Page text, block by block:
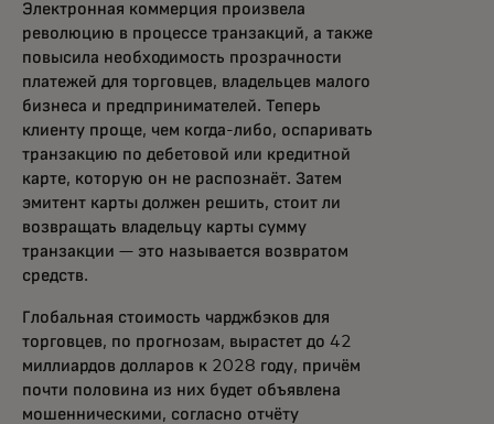
Электронная коммерция произвела
революцию в процессе транзакций, а также
повысила необходимость прозрачности
платежей для торговцев, владельцев малого
бизнеса и предпринимателей. Теперь
клиенту проще, чем когда-либо, оспаривать
транзакцию по дебетовой или кредитной
карте, которую он не распознаёт. Затем
эмитент карты должен решить, стоит ли
возвращать владельцу карты сумму
транзакции — это называется возвратом
средств.
Глобальная стоимость чарджбэков для
торговцев, по прогнозам, вырастет до 42
миллиардов долларов к 2028 году, причём
почти половина из них будет объявлена
мошенническими, согласно отчёту